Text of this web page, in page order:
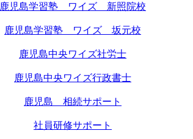
鹿児島学習塾 ワイズ 新照院校
鹿児島学習塾 ワイズ 坂元校
鹿児島中央ワイズ社労士
鹿児島中央ワイズ行政書士
鹿児島 相続サポート
社員研修サポート